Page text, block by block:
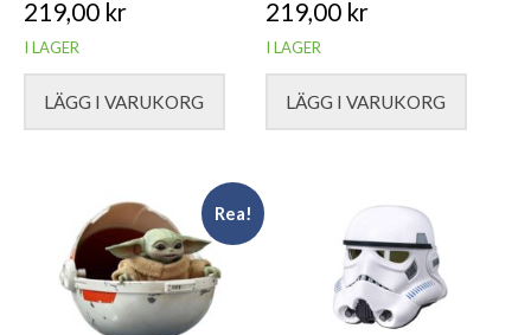
219,00 kr
I LAGER
LÄGG I VARUKORG
219,00 kr
I LAGER
LÄGG I VARUKORG
Rea!